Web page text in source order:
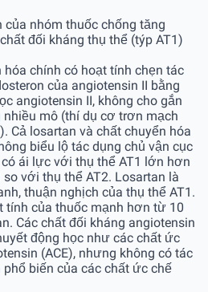
của nhóm thuốc chống tăng
đối kháng thụ thể (týp AT1)
chính có hoạt tính chẹn tác
của angiotensin II bằng
angiotensin II, không cho gắn
nhiều mô (thí dụ cơ trơn mạch
Cả losartan và chất chuyển hóa
biểu lộ tác dụng chủ vận cục
ái lực với thụ thể AT1 lớn hơn
với thụ thể AT2. Losartan là
thuận nghịch của thụ thể AT1.
tính của thuốc mạnh hơn từ 10
Các chất đối kháng angiotensin
động học như các chất ức
(ACE), nhưng không có tác
biến của các chất ức chế